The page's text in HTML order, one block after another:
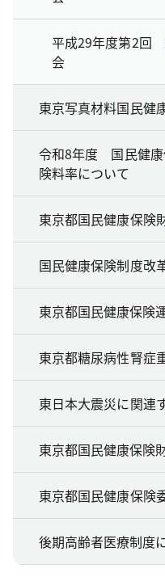
平成29年度第2回
会
東京写真材料国民健
令和8年度 国民健康
険料率について
東京都国民健康保険
国民健康保険制度改
東京都国民健康保険
東京都糖尿病性腎症
東日本大震災に関連
東京都国民健康保険
東京都国民健康保険
後期高齢者医療制度